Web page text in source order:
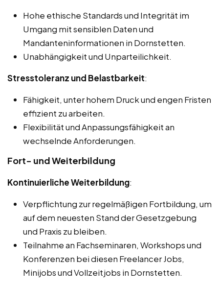
Hohe ethische Standards und Integrität im
Umgang mit sensiblen Daten und
Mandanteninformationen in Dornstetten.
Unabhängigkeit und Unparteilichkeit.
Stresstoleranz und Belastbarkeit:
Fähigkeit, unter hohem Druck und engen Fristen
effizient zu arbeiten.
Flexibilität und Anpassungsfähigkeit an
wechselnde Anforderungen.
Fort- und Weiterbildung
Kontinuierliche Weiterbildung:
Verpflichtung zur regelmäßigen Fortbildung, um
auf dem neuesten Stand der Gesetzgebung
und Praxis zu bleiben.
Teilnahme an Fachseminaren, Workshops und
Konferenzen bei diesen Freelancer Jobs,
Minijobs und Vollzeitjobs in Dornstetten.